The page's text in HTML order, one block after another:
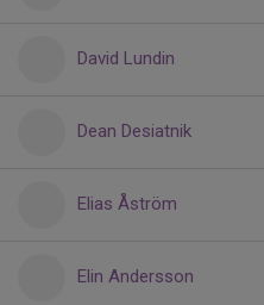
David Lundin
Dean Desiatnik
Elias Åström
Elin Andersson